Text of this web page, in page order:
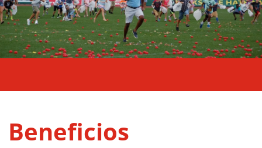
Beneficios